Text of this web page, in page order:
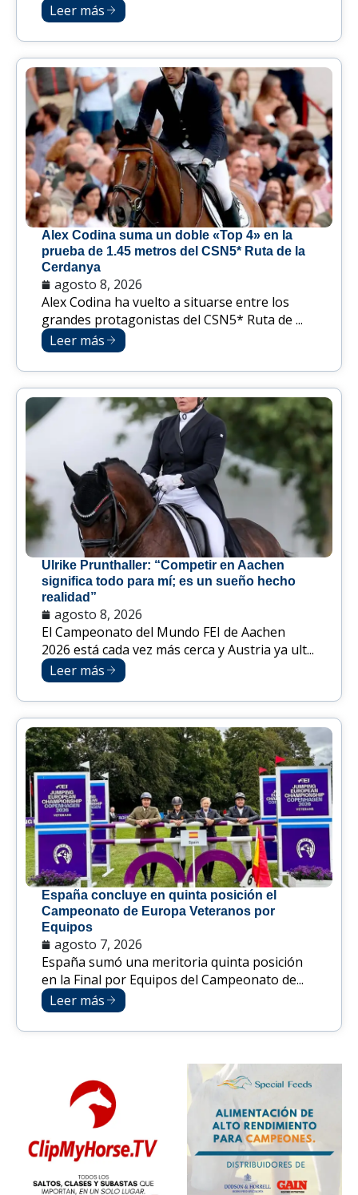
Leer más
Alex Codina suma un doble «Top 4» en la
prueba de 1.45 metros del CSN5* Ruta de la
Cerdanya
agosto 8, 2026
Alex Codina ha vuelto a situarse entre los
grandes protagonistas del CSN5* Ruta de ...
Leer más
Ulrike Prunthaller: “Competir en Aachen
significa todo para mí; es un sueño hecho
realidad”
agosto 8, 2026
El Campeonato del Mundo FEI de Aachen
2026 está cada vez más cerca y Austria ya ult...
Leer más
España concluye en quinta posición el
Campeonato de Europa Veteranos por
Equipos
agosto 7, 2026
España sumó una meritoria quinta posición
en la Final por Equipos del Campeonato de...
Leer más